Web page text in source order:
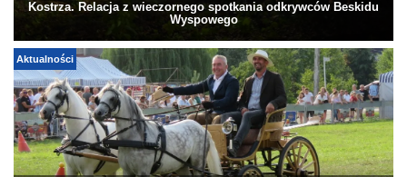
Kostrza. Relacja z wieczornego spotkania odkrywców Beskidu
Wyspowego
Aktualności